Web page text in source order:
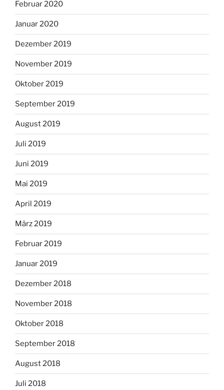
Februar 2020
Januar 2020
Dezember 2019
November 2019
Oktober 2019
September 2019
August 2019
Juli 2019
Juni 2019
Mai 2019
April 2019
März 2019
Februar 2019
Januar 2019
Dezember 2018
November 2018
Oktober 2018
September 2018
August 2018
Juli 2018